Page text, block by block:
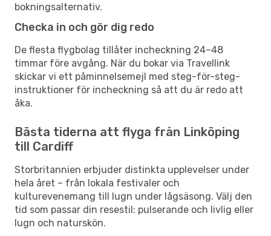
bokningsalternativ.
Checka in och gör dig redo
De flesta flygbolag tillåter incheckning 24–48
timmar före avgång. När du bokar via Travellink
skickar vi ett påminnelsemejl med steg-för-steg-
instruktioner för incheckning så att du är redo att
åka.
Bästa tiderna att flyga från Linköping
till Cardiff
Storbritannien erbjuder distinkta upplevelser under
hela året – från lokala festivaler och
kulturevenemang till lugn under lågsäsong. Välj den
tid som passar din resestil: pulserande och livlig eller
lugn och naturskön.